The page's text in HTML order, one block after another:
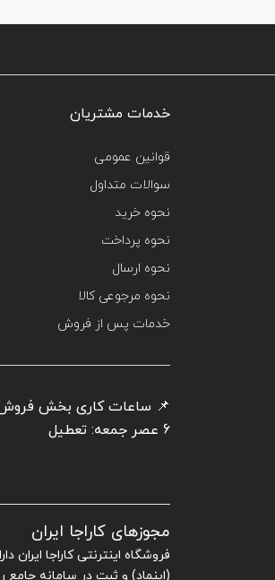
خدمات مشتریان
قوانین عمومی
سوالات متداول
نحوه خرید
نحوه پرداخت
نحوه ارسال
نحوه مرجوعی کالا
خدمات پس از فروش
6 عصر جمعه: تعطیل
مجوزهای کاراجا ایران
فروشگاه اینترنتی کاراجا ایران
(اینماد) و ثبت در سامانه